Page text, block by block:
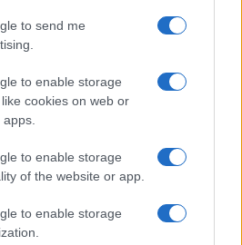
to send me
to enable storage
cookies on web or
to enable storage
of the website or app.
to enable storage
rischi per la salute e ambiente